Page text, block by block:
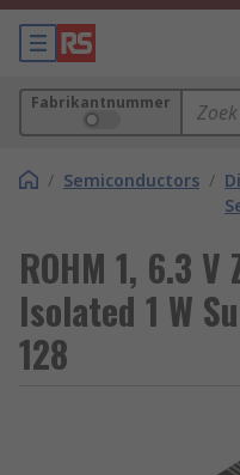
Fabrikantnummer
/ Semiconductors /
ROHM 1, 6.3
Isolated 1 W
128